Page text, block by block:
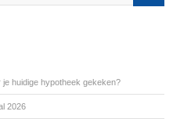
huidige hypotheek gekeken?
2026